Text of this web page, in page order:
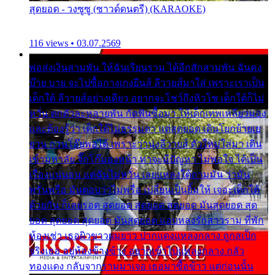
สุดยอด - วงซูซู (ซาวด์ดนตรี) (KARAOKE)
116 views • 03.07.2569
พ่อส่งเงินสามพัน ให้ฉันเรียนราม ได้อีกสักสามพัน ฉันคง
บ๊าย บาย จะไปซื้อกางเกงยีนส์ ลีวายส์มาใส่ เพราะเราเป็น
เด็กใต้ ลีวายส์อย่างเดียว อยากจะโชว์ถึงหิวโซ เด็กใต้ก็ไม่
หวั่น ตกตัวละหลายพัน กัดฟันซื้อมา ให้เด็กเทพเหลียวมอง
และต้องรู้ว่า เด็กใต้ไม่ธรรมดา แต่สุดยอด เดินโยกย้ายเย
ยวน กวนโอ๊ยพอได้ เพราะว่านุ่งลีวายส์ ตัวใหม่ใส่มา เดิน
เข้ามหาลัย จิ๊กโก๊มองหน้า ท่าจะมีปัญหา ไม่พอใจ ได้เป็น
เรื่องแน่นอน แต่ฉันไม่หวั่น เลยแหลงใต้ถามมัน ว่ามัน
พรั่นพรือ มันตอบว่าไม่พรื่อ เปลี่ยนเป็นยิ้มให้ เจอะเด็กใต้
ด้วยกัน ก็เลยรอด สุดยอด สุดยอด สุดยอด มันสุดยอด สุด
ยอด สุดยอด สุดยอด มันสุดยอด แอบหลงรักสาวราม ที่พัก
ห้องเช่า เธอผิวขาวผมยาว ปากแดงแหลงกลาง ถูกสเป็ก
จริงเธอ อยู่ห้องข้างข้าง อยากเข้าไปแหลงกลาง กลัว
ทองแดง กลับจากรามมาเจอ เธอมาซื้อข้าว แต่ก่อนนั้น